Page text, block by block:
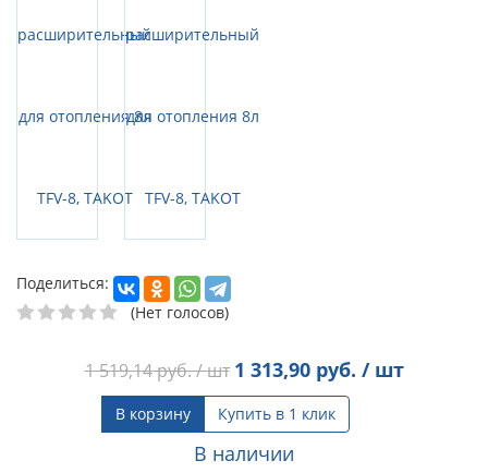
Поделиться:
(Нет голосов)
1 519,14руб. / шт 1 313,90руб. / шт
В корзину Купить в 1 клик
В наличии